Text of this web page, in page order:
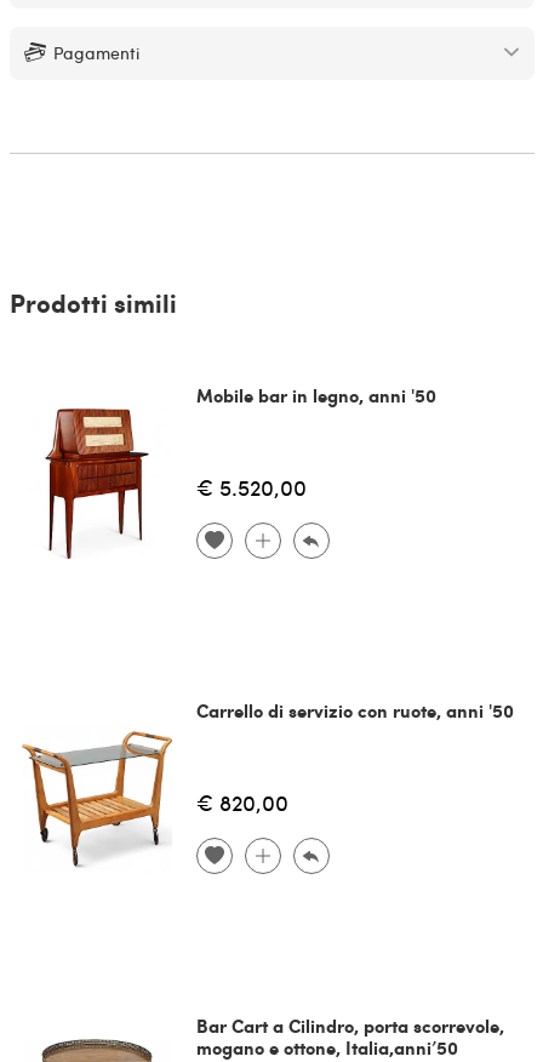
Pagamenti
Prodotti simili
Mobile bar in legno, anni '50
€ 5.520,00
Carrello di servizio con ruote, anni '50
€ 820,00
Bar Cart a Cilindro, porta scorrevole,
mogano e ottone, Italia,anni’50